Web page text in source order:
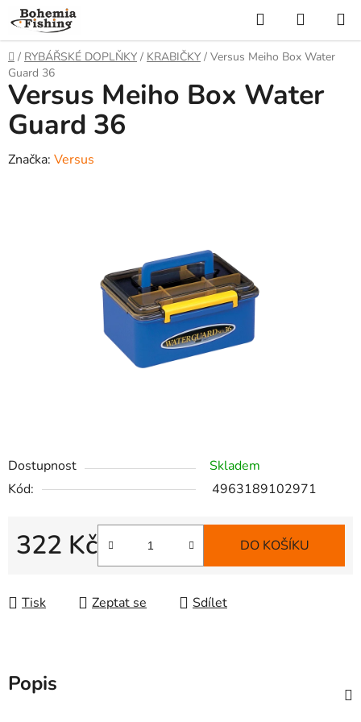
Přejít
na
obsah
Hledat
KOŠÍK
Domů
/ RYBÁŘSKÉ DOPLŇKY / KRABIČKY / Versus Meiho Box Water
Guard 36
Dostupnost
Skladem
Kód:
4963189102971
322 Kč DO KOŠÍKU
Tisk Zeptat se Sdílet
Versus Meiho Box Water
Guard 36
Značka: Versus
Popis